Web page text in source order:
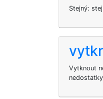
Stejný:
Vytknout